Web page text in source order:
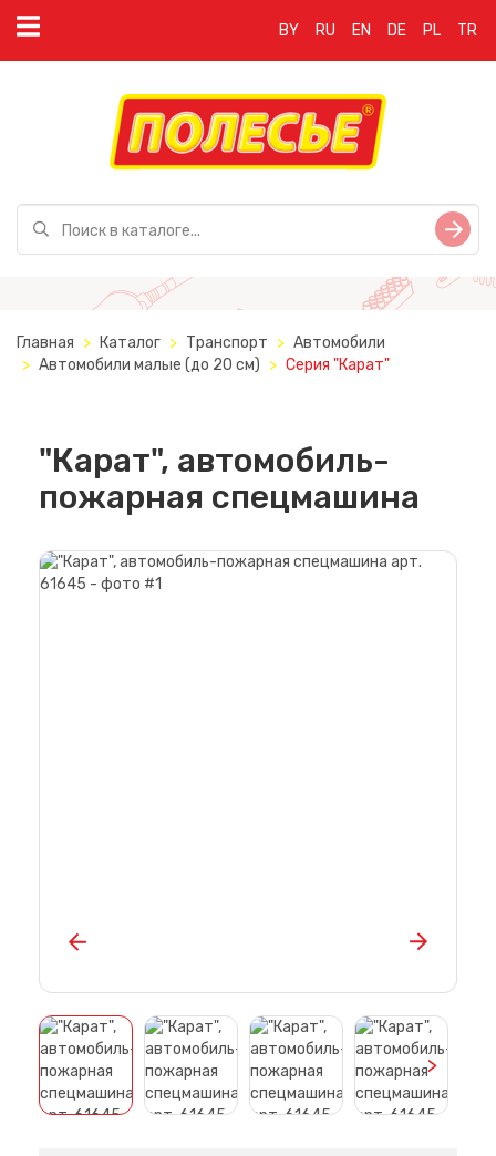
BY RU EN DE PL TR
Главная Каталог Транспорт
Автомобили
Автомобили малые (до 20 см)
Серия "Карат"
"Карат", автомобиль-
пожарная спецмашина
>